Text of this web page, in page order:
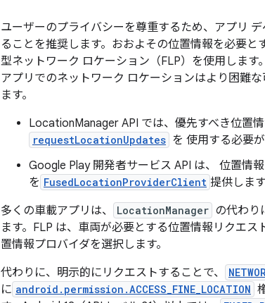
ユーザーのプライバシーを尊重するため、アプリ
ることを推奨します。おおよその位置情報を必要
型ネットワーク ロケーション（FLP）を使用しま
アプリでのネットワーク ロケーションはより困難
ます。
LocationManager API では、優先すべき位置
requestLocationUpdates を 使用する必要が
Google Play 開発者サービス API は、 位置情
を FusedLocationProviderClient 提供します
多くの車載アプリは、
LocationManager の代わり
ます。FLP は、車両が必要とする位置情報リクエ
置情報プロバイダを選択します。
代わりに、明示的にリクエストすることで、
に android.permission.ACCESS_FINE_LOCATION